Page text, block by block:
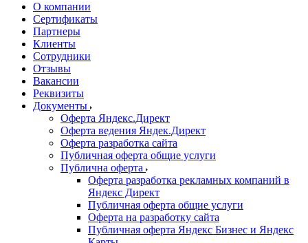
О компании
Сертификаты
Партнеры
Клиенты
Сотрудники
Отзывы
Вакансии
Реквизиты
Документы
Оферта Яндекс.Директ
Оферта ведения Яндек.Директ
Оферта разработка сайта
Публичная оферта общие услуги
Публична оферта
Оферта разработка рекламных компаний в
Яндекс Директ
Публичная оферта общие услуги
Оферта на разработку сайта
Публичная оферта Яндекс Бизнес и Яндекс